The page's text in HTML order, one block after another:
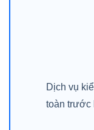
Dịch vụ
toàn trước